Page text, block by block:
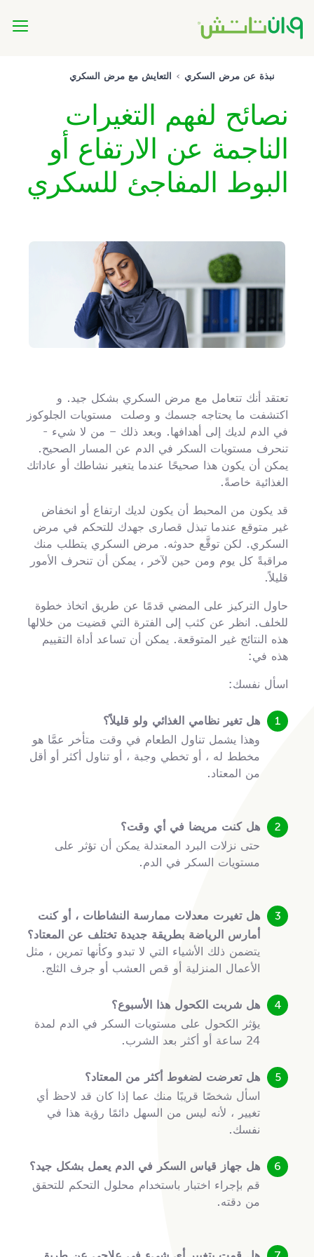
نبذة عن مرض السكري التعايش مع مرض السكري
نصائح لفهم التغيرات
الناجمة عن الارتفاع أو
البوط المفاجئ للسكري
تعتقد أنك تتعامل مع مرض السكري بشكل جيد. و
اكتشفت ما يحتاجه جسمك و وصلت مستويات الجلوكوز
في الدم لديك إلى أهدافها. وبعد ذلك – من لا شيء -
تنحرف مستويات السكر في الدم عن المسار الصحيح.
يمكن أن يكون هذا صحيحًا عندما يتغير نشاطك أو عاداتك
الغذائية خاصةً.
قد يكون من المحبط أن يكون لديك ارتفاع أو انخفاض
غير متوقع عندما تبذل قصارى جهدك للتحكم في مرض
السكري. لكن توقَّع حدوثه. مرض السكري يتطلب منك
مراقبةً كل يوم ومن حين لآخر ، يمكن أن تنحرف الأمور
قليلاً.
حاول التركيز على المضي قدمًا عن طريق اتخاذ خطوة
للخلف. انظر عن كثب إلى الفترة التي قضيت من خلالها
هذه النتائج غير المتوقعة. يمكن أن تساعد أداة التقييم
هذه في:
اسأل نفسك:
هل تغير نظامي الغذائي ولو قليلاً؟
وهذا يشمل تناول الطعام في وقت متأخر عمَّا هو
مخطط له ، أو تخطي وجبة ، أو تناول أكثر أو أقل
من المعتاد.
هل كنت مريضا في أي وقت؟
حتى نزلات البرد المعتدلة يمكن أن تؤثر على
مستويات السكر في الدم.
هل تغيرت معدلات ممارسة النشاطات ، أو كنت
أمارس الرياضة بطريقة جديدة تختلف عن المعتاد؟
يتضمن ذلك الأشياء التي لا تبدو وكأنها تمرين ، مثل
الأعمال المنزلية أو قص العشب أو جرف الثلج.
هل شربت الكحول هذا الأسبوع؟
يؤثر الكحول على مستويات السكر في الدم لمدة
24 ساعة أو أكثر بعد الشرب.
هل تعرضت لضغوط أكثر من المعتاد؟
اسأل شخصًا قريبًا منك عما إذا كان قد لاحظ أي
تغيير ، لأنه ليس من السهل دائمًا رؤية هذا في
نفسك.
هل جهاز قياس السكر في الدم يعمل بشكل جيد؟
قم بإجراء اختبار باستخدام محلول التحكم للتحقق
من دقته.